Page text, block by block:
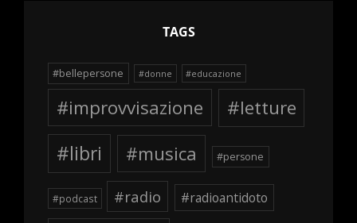
TAGS
#bellepersone #donne #educazione
#improvvisazione
#letture
#libri
#musica #persone
#podcast #radio #radioantidoto